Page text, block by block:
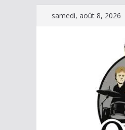
samedi, août 8, 2026